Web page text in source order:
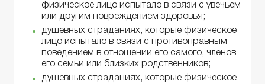
физическое лицо испытало в связи с увечьем
или другим повреждением здоровья;
душевных страданиях, которые физическое
лицо испытало в связи с противоправным
поведением в отношении его самого, членов
его семьи или близких родственников;
душевных страданиях, которые физическое